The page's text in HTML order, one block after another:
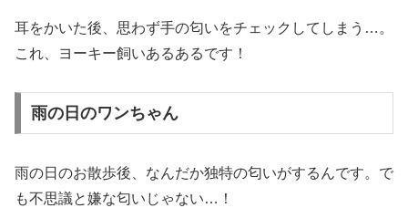
耳をかいた後、思わず手の匂いをチェックしてしまう…。
これ、ヨーキー飼いあるあるです！
雨の日のワンちゃん
雨の日のお散歩後、なんだか独特の匂いがするんです。で
も不思議と嫌な匂いじゃない…！